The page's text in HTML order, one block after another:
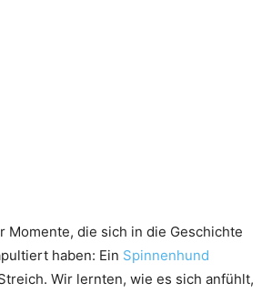
Momente, die sich in die Geschichte
haben: Ein Spinnenhund
Wir lernten, wie es sich anfühlt,